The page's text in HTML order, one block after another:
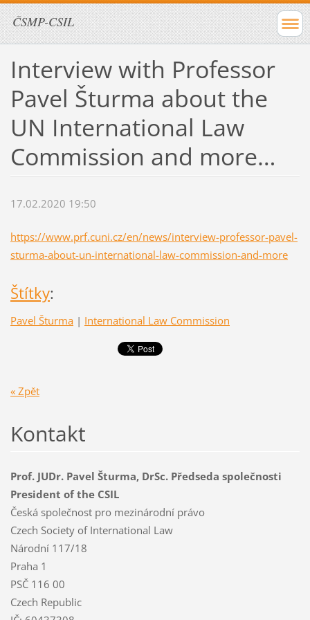
ČSMP-CSIL
Interview with Professor
Pavel Šturma about the
UN International Law
Commission and more…
17.02.2020 19:50
https://www.prf.cuni.cz/en/news/interview-professor-pavel-
sturma-about-un-international-law-commission-and-more
Štítky:
Pavel Šturma | International Law Commission
« Zpět
Kontakt
Prof. JUDr. Pavel Šturma, DrSc. Předseda společnosti
President of the CSIL
Česká společnost pro mezinárodní právo
Czech Society of International Law
Národní 117/18
Praha 1
PSČ 116 00
Czech Republic